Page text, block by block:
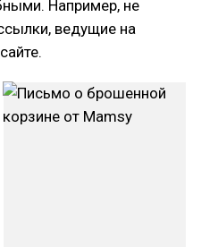
Например, не
ведущие на